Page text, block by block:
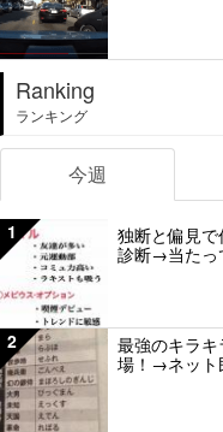
Ranking
ランキング
今週
1
独断と偏見
診断→当たっ
2
最強のキラ
場！→ネット